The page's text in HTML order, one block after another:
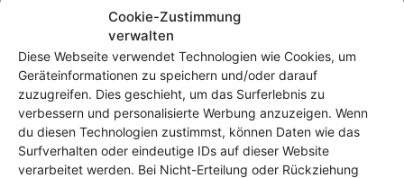
Cookie-Zustimmung
verwalten
Diese Webseite verwendet Technologien wie Cookies, um
Geräteinformationen zu speichern und/oder darauf
zuzugreifen. Dies geschieht, um das Surferlebnis zu
verbessern und personalisierte Werbung anzuzeigen. Wenn
du diesen Technologien zustimmst, können Daten wie das
Surfverhalten oder eindeutige IDs auf dieser Website
verarbeitet werden. Bei Nicht-Erteilung oder Rückziehung
Start Schlagworte Remix OS
Remix OS